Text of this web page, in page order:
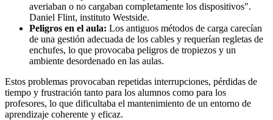
averiaban o no cargaban completamente los dispositivos".
Daniel Flint, instituto Westside.
Peligros en el aula: Los antiguos métodos de carga carecían
de una gestión adecuada de los cables y requerían regletas de
enchufes, lo que provocaba peligros de tropiezos y un
ambiente desordenado en las aulas.
Estos problemas provocaban repetidas interrupciones, pérdidas de
tiempo y frustración tanto para los alumnos como para los
profesores, lo que dificultaba el mantenimiento de un entorno de
aprendizaje coherente y eficaz.